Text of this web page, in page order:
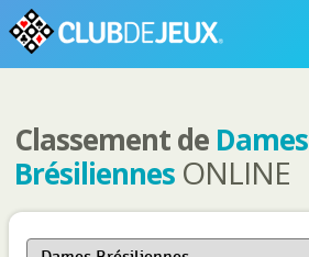
CLASSEMENTS
TOURNOIS
COMMUNAUTÉ
Classement de Dames
Brésiliennes ONLINE